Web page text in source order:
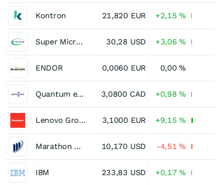
Kontron 21,820 EUR +2,15%
Super Micro Computer 30,28 USD +3,06%
ENDOR 0,0060 EUR 0,00%
Quantum eMotion 3,0800 CAD +0,98%
Lenovo Group 3,1000 EUR +9,15%
Marathon Digital Holdings 10,170 USD -4,51%
IBM 233,83 USD +0,17%